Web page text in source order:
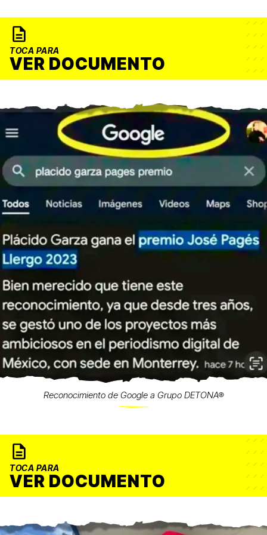
TOCA PARA
VER DOCUMENTO
Reconocimiento de Google a Grupo DETONA®
TOCA PARA
VER DOCUMENTO